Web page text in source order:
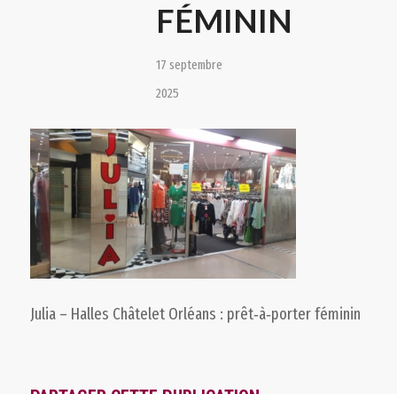
FÉMININ
17 septembre
2025
Julia – Halles Châtelet Orléans : prêt‑à‑porter féminin